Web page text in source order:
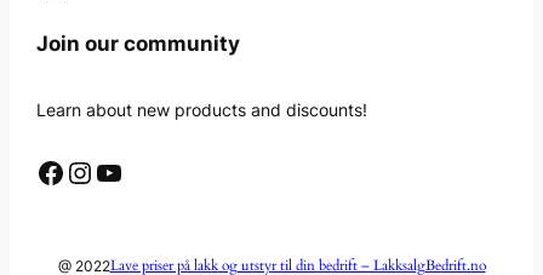
Join our community
Learn about new products and discounts!
Facebook InstagramYouTube
@ 2022Lave priser på lakk og utstyr til din bedrift – LakksalgBedrift.no